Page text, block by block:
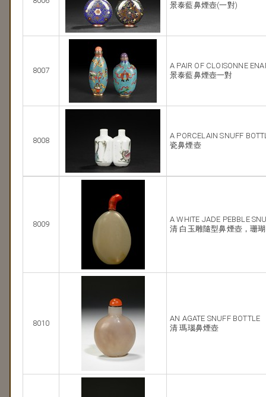
景泰藍鼻煙壺(一對)
8007
A PAIR OF CLOISONNE
景泰藍鼻煙壺一對
8008
A PORCELAIN SNUFF
瓷鼻煙壺
8009
A WHITE JADE PEBBLE
清 白玉雕隨型鼻煙壺，珊
8010
AN AGATE SNUFF BOTTLE
清 瑪瑙鼻煙壺